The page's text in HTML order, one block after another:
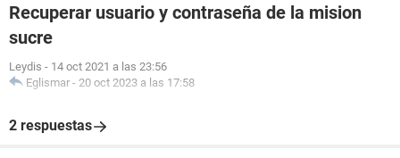
Recuperar usuario y contraseña de la mision
sucre
Leydis - 14 oct 2021 a las 23:56
Eglismar - 20 oct 2023 a las 17:58
2 respuestas